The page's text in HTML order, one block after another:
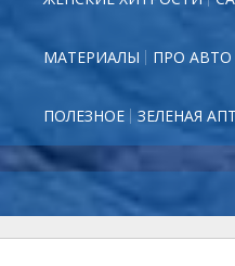
МАТЕРИАЛЫ ПРО АВТО
ПОЛЕЗНОЕ ЗЕЛЕНАЯ